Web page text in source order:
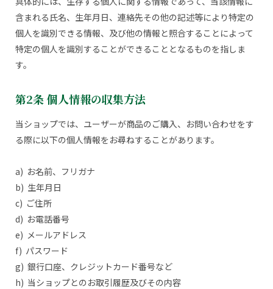
含まれる氏名、生年月日、連絡先その他の記述等により特定の
個人を識別できる情報、及び他の情報と照合することによって
特定の個人を識別することができることとなるものを指しま
す。
第2条 個人情報の収集方法
当ショップでは、ユーザーが商品のご購入、お問い合わせをす
る際に以下の個人情報をお尋ねすることがあります。
a) お名前、フリガナ
b) 生年月日
c) ご住所
d) お電話番号
e) メールアドレス
f) パスワード
g) 銀行口座、クレジットカード番号など
h) 当ショップとのお取引履歴及びその内容